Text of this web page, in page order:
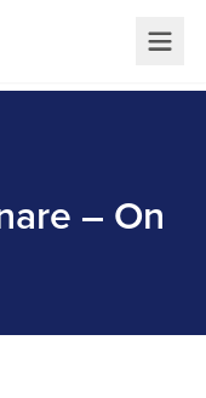
– On